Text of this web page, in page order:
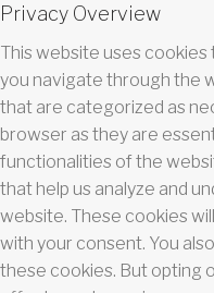
Privacy Overview
This website uses
you navigate through the
that are categorized as
browser as they are
functionalities of the
that help us analyze and
website. These cookies
with your consent. You
these cookies. But opting